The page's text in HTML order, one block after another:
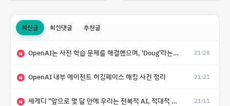
최신글 최신댓글 추천글
N OpenAI는 사전 학습 문제를 해결했으며, 'Doug'라는 코드명을 가진 훨씬 더 큰 모델을 활발히 개발 중 21:28
N OpenAI 내부 에이전트 허깅페이스 해킹 사건 정리 21:21
N 세게디 "앞으로 몇 달 안에 우리는 전복적 AI, 적대적 AI 둘 다 보게 될 것" 21:11